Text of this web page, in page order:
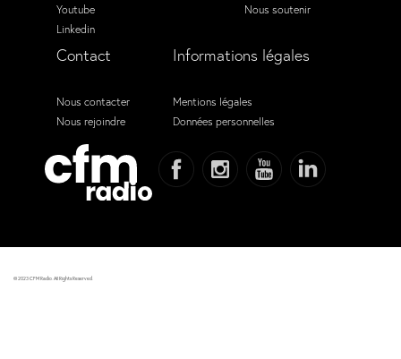
Youtube
Linkedin
Nous soutenir
Contact
Nous contacter
Nous rejoindre
Informations légales
Mentions légales
Données personnelles
© 2023 CFM Radio. All Rights Reserved.